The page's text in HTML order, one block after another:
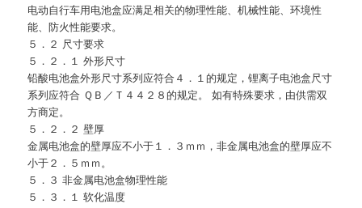
电动自行车用电池盒应满足相关的物理性能、机械性能、环境性
能、防火性能要求。
５．２ 尺寸要求
５．２．１ 外形尺寸
铅酸电池盒外形尺寸系列应符合４．１的规定，锂离子电池盒尺寸
系列应符合 ＱＢ／Ｔ４４２８的规定。 如有特殊要求，由供需双
方商定。
５．２．２ 壁厚
金属电池盒的壁厚应不小于１．３ｍｍ，非金属电池盒的壁厚应不
小于２．５ｍｍ。
５．３ 非金属电池盒物理性能
５．３．１ 软化温度